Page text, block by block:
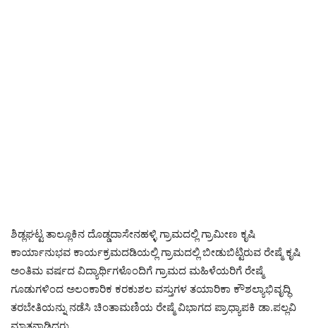
ಶಿಡ್ಲಘಟ್ಟ ತಾಲ್ಲೂಕಿನ ದೊಡ್ಡದಾಸೇನಹಳ್ಳಿ ಗ್ರಾಮದಲ್ಲಿ ಗ್ರಾಮೀಣ ಕೃಷಿ
ಕಾರ್ಯಾನುಭವ ಕಾರ್ಯಕ್ರಮದಡಿಯಲ್ಲಿ ಗ್ರಾಮದಲ್ಲಿ ಬೀಡುಬಿಟ್ಟಿರುವ ರೇಷ್ಮೆ ಕೃಷಿ
ಅಂತಿಮ ವರ್ಷದ ವಿದ್ಯಾರ್ಥಿಗಳೊಂದಿಗೆ ಗ್ರಾಮದ ಮಹಿಳೆಯರಿಗೆ ರೇಷ್ಮೆ
ಗೂಡುಗಳಿಂದ ಅಲಂಕಾರಿಕ ಕರಕುಶಲ ವಸ್ತುಗಳ ತಯಾರಿಕಾ ಕೌಶಲ್ಯಾಭಿವೃದ್ಧಿ
ತರಬೇತಿಯನ್ನು ನಡೆಸಿ ಚಿಂತಾಮಣಿಯ ರೇಷ್ಮೆ ವಿಭಾಗದ ಪ್ರಾಧ್ಯಾಪಕಿ ಡಾ.ಪಲ್ಲವಿ